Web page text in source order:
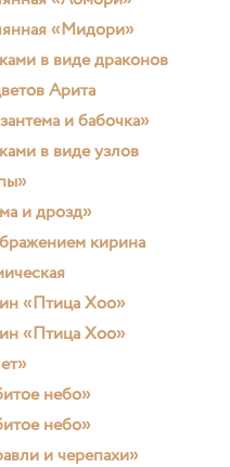
«Мидори»
в виде драконов
Арита
и бабочка»
в виде узлов
и дрозд»
кирина
«Птица Хоо»
«Птица Хоо»
небо»
небо»
и черепахи»